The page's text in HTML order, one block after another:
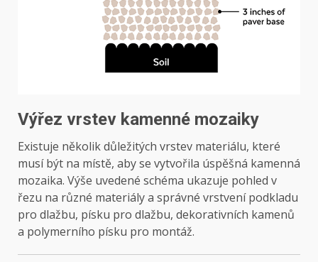
Výřez vrstev kamenné mozaiky
Existuje několik důležitých vrstev materiálu, které
musí být na místě, aby se vytvořila úspěšná kamenná
mozaika. Výše uvedené schéma ukazuje pohled v
řezu na různé materiály a správné vrstvení podkladu
pro dlažbu, písku pro dlažbu, dekorativních kamenů
a polymerního písku pro montáž.